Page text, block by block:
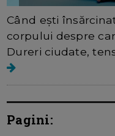
Când ești
corpului despre
Dureri ciudate,
Pagini: